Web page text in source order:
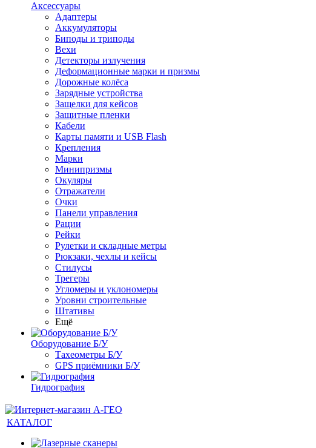
Аксессуары
Адаптеры
Аккумуляторы
Биподы и триподы
Вехи
Детекторы излучения
Деформационные марки и призмы
Дорожные колёса
Зарядные устройства
Защелки для кейсов
Защитные пленки
Кабели
Карты памяти и USB Flash
Крепления
Марки
Минипризмы
Окуляры
Отражатели
Очки
Панели управления
Рации
Рейки
Рулетки и складные метры
Рюкзаки, чехлы и кейсы
Стилусы
Трегеры
Угломеры и уклономеры
Уровни строительные
Штативы
Ещё
Оборудование Б/У
Тахеометры Б/У
GPS приёмники Б/У
Гидрография
КАТАЛОГ